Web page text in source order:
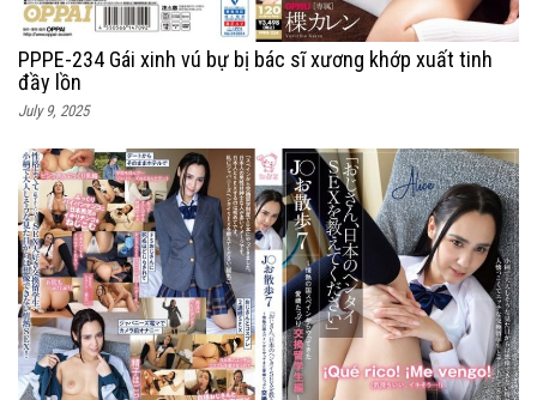
PPPE-234 Gái xinh vú bự bị bác sĩ xương khớp xuất tinh
đầy lồn
July 9, 2025